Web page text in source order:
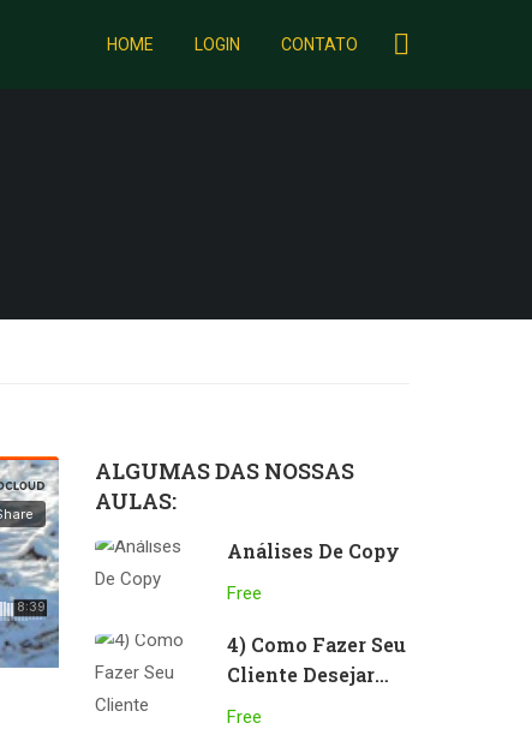
HOME LOGIN CONTATO
ALGUMAS DAS NOSSAS
AULAS:
Análises De Copy
Free
4) Como Fazer Seu
Cliente Desejar
Seu Produto
Free